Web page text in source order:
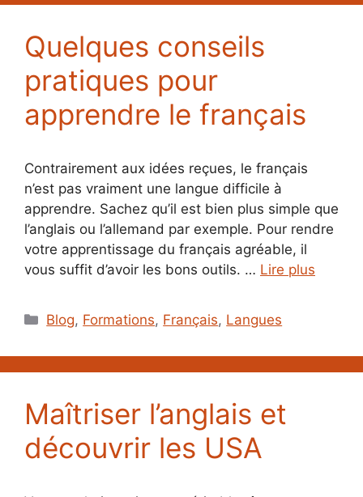
Quelques conseils
pratiques pour
apprendre le français
Contrairement aux idées reçues, le français
n’est pas vraiment une langue difficile à
apprendre. Sachez qu’il est bien plus simple que
l’anglais ou l’allemand par exemple. Pour rendre
votre apprentissage du français agréable, il
vous suffit d’avoir les bons outils. … Lire plus
Catégories
Blog, Formations, Français, Langues
Maîtriser l’anglais et
découvrir les USA